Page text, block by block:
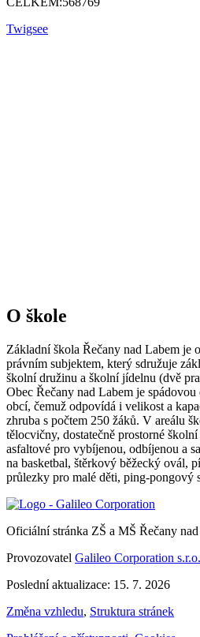
Twigsee
O škole
Základní škola Řečany nad Labem je
právním subjektem, který sdružuje
školní družinu a školní jídelnu (dvě
Obec Řečany nad Labem je
obcí, čemuž odpovídá i velikost a
zhruba s počtem 250 žáků. V areálu
tělocvičny, dostatečně prostorné
asfaltové pro vybíjenou, odbíjenou a
na basketbal, štěrkový běžecký ovál,
průlezky pro malé děti, ping-pongový
Oficiální stránka ZŠ a MŠ Řečany
Provozovatel Galileo Corporation s.r.o.
Poslední aktualizace: 15. 7. 2026
Změna vzhledu, Struktura stránek